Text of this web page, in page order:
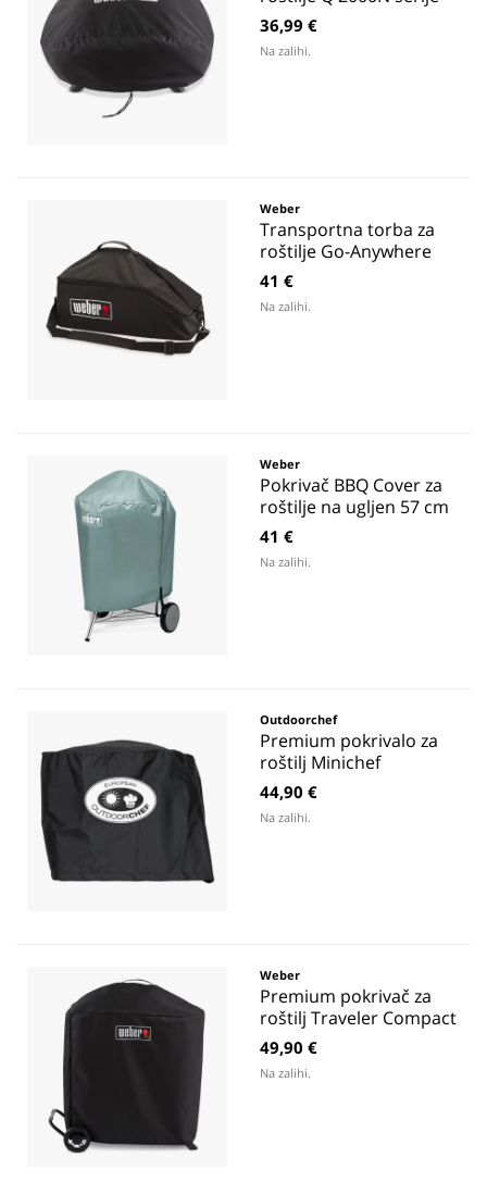
36,99 €
Na zalihi.
Weber
Transportna torba za
roštilje Go-Anywhere
41 €
Na zalihi.
Weber
Pokrivač BBQ Cover za
roštilje na ugljen 57 cm
41 €
Na zalihi.
Outdoorchef
Premium pokrivalo za
roštilj Minichef
44,90 €
Na zalihi.
Weber
Premium pokrivač za
roštilj Traveler Compact
49,90 €
Na zalihi.